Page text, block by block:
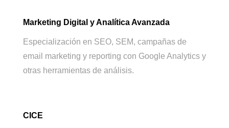
Marketing Digital y Analítica Avanzada
Especialización en SEO, SEM, campañas de
email marketing y reporting con Google Analytics y
otras herramientas de análisis.
CICE